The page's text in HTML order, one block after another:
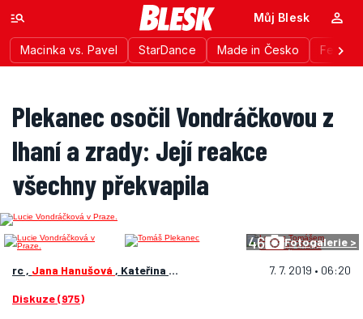
Macinka vs. Pavel StarDance Made in Česko
Můj Blesk
Plekanec osočil Vondráčkovou z
lhaní a zrady: Její reakce
všechny překvapila
46 Fotogalerie >
rc , Jana Hanušová , Kateřina Štichová 7. 7. 2019 • 06:20
Diskuze (975)